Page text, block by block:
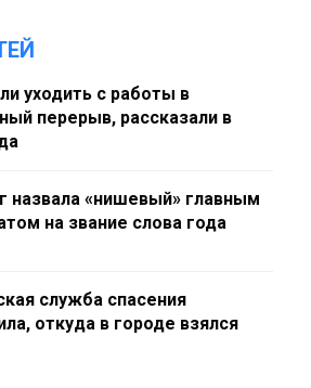
уходить с работы в
перерыв, рассказали в
назвала «нишевый» главным
на звание слова года
служба спасения
откуда в городе взялся